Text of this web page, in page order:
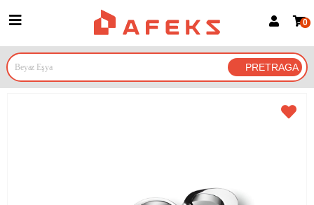
Prijava za članove
Prijavite se Google nalogom
0